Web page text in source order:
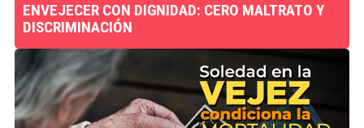
ENVEJECER CON DIGNIDAD: CERO MALTRATO Y
DISCRIMINACIÓN